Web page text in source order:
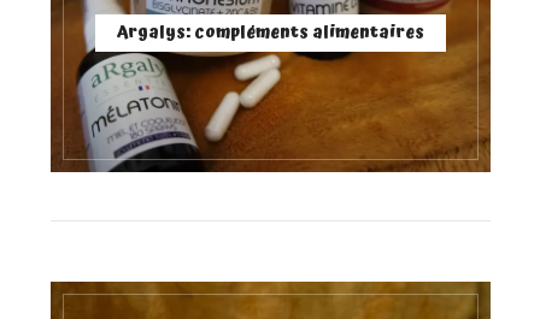
Argalys: compléments alimentaires